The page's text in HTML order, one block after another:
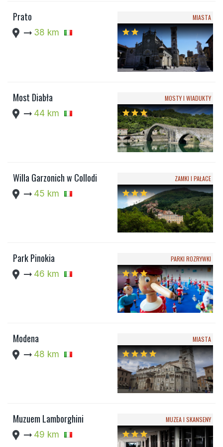
Prato
location_pin arrow_right_alt 38 km
MIASTA
starstar
Most Diabła
location_pin arrow_right_alt 44 km
MOSTY I WIADUKTY
starstarstar
Willa Garzonich w Collodi
location_pin arrow_right_alt 45 km
ZAMKI I PAŁACE
starstarstar
Park Pinokia
location_pin arrow_right_alt 46 km
PARKI ROZRYWKI
starstarstar
Modena
location_pin arrow_right_alt 48 km
MIASTA
starstarstarstar
Muzuem Lamborghini
location_pin arrow_right_alt 49 km
MUZEA I SKANSENY
starstarstar